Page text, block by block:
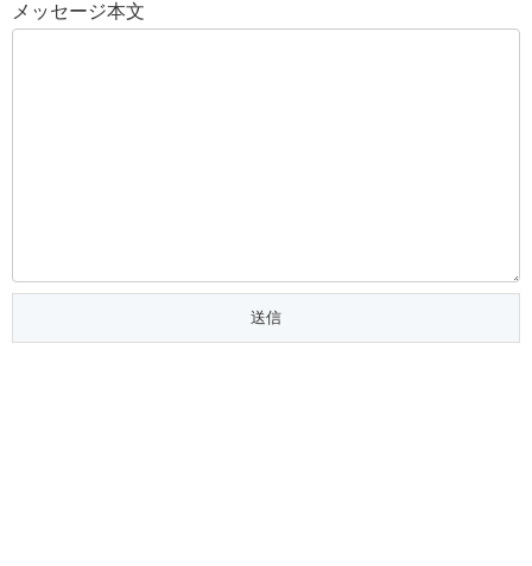
メッセージ本文